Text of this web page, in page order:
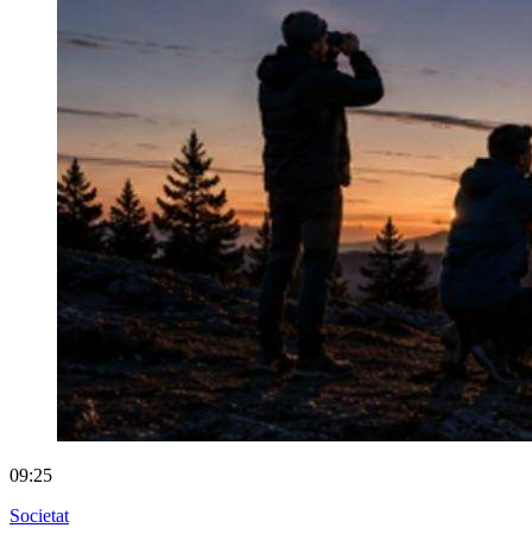
09:25
Societat